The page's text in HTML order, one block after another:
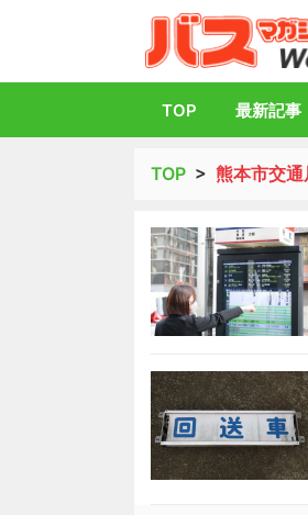
TOP 最新記事
TOP > 熊本市交通